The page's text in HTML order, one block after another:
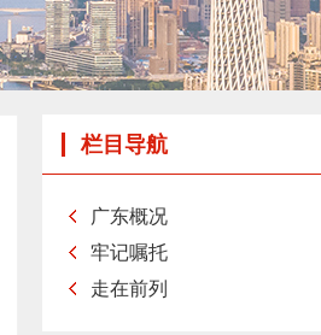
栏目导航
广东概况
牢记嘱托
走在前列